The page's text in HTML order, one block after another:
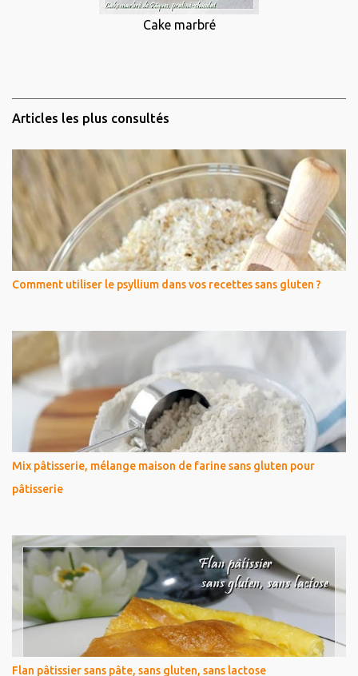
Cake marbré
Articles les plus consultés
Comment utiliser le psyllium dans vos recettes sans gluten ?
Mix pâtisserie, mélange maison de farine sans gluten pour
pâtisserie
Flan pâtissier sans pâte, sans gluten, sans lactose